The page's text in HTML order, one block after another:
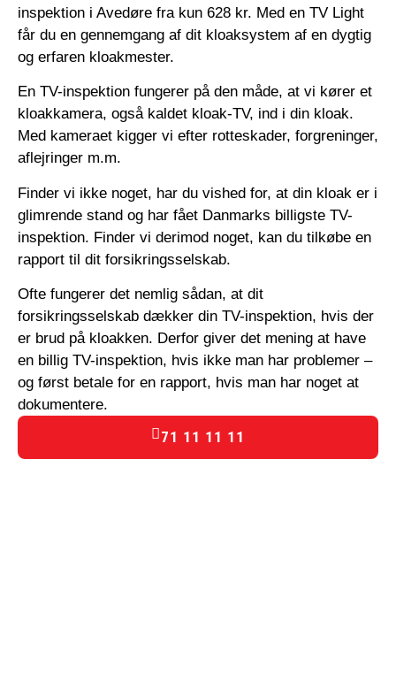
inspektion i Avedøre fra kun 628 kr. Med en TV Light
får du en gennemgang af dit kloaksystem af en dygtig
og erfaren kloakmester.
En TV-inspektion fungerer på den måde, at vi kører et
kloakkamera, også kaldet kloak-TV, ind i din kloak.
Med kameraet kigger vi efter rotteskader, forgreninger,
aflejringer m.m.
Finder vi ikke noget, har du vished for, at din kloak er i
glimrende stand og har fået Danmarks billigste TV-
inspektion. Finder vi derimod noget, kan du tilkøbe en
rapport til dit forsikringsselskab.
Ofte fungerer det nemlig sådan, at dit
forsikringsselskab dækker din TV-inspektion, hvis der
er brud på kloakken. Derfor giver det mening at have
en billig TV-inspektion, hvis ikke man har problemer –
og først betale for en rapport, hvis man har noget at
dokumentere.
71 11 11 11